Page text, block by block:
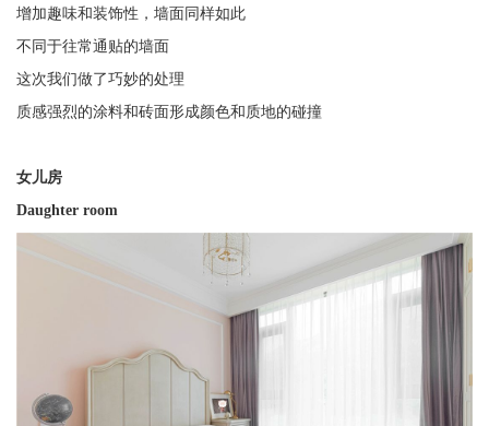
增加趣味和装饰性，墙面同样如此
不同于往常通贴的墙面
这次我们做了巧妙的处理
质感强烈的涂料和砖面形成颜色和质地的碰撞
女儿房
Daughter room